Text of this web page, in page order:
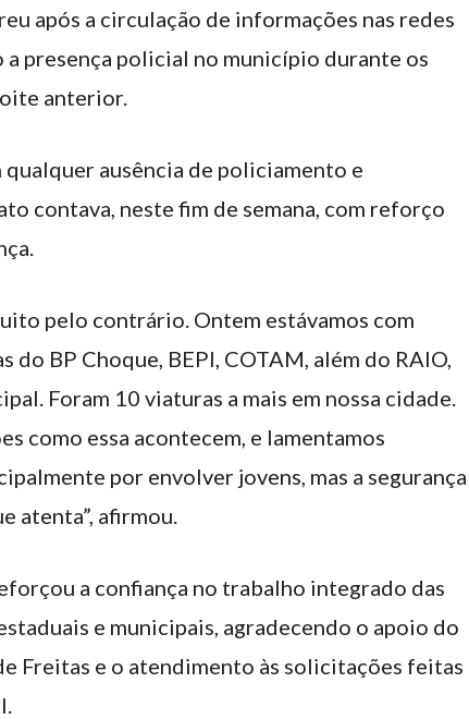
após a circulação de informações nas redes
presença policial no município durante os
anterior.
qualquer ausência de policiamento e
contava, neste fim de semana, com reforço
pelo contrário. Ontem estávamos com
BP Choque, BEPI, COTAM, além do RAIO,
Foram 10 viaturas a mais em nossa cidade.
como essa acontecem, e lamentamos
por envolver jovens, mas a segurança
atenta”, afirmou.
a confiança no trabalho integrado das
e municipais, agradecendo o apoio do
Freitas e o atendimento às solicitações feitas